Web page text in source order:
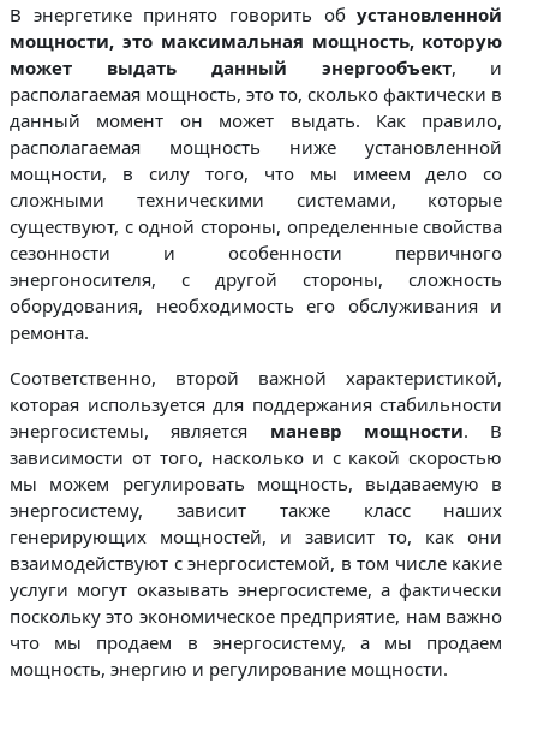
В энергетике принято говорить обустановленной
мощности, это максимальная мощность, которую
может выдать данный энергообъект, и
располагаемая мощность, это то, сколько фактически в
данный момент он может выдать. Как правило,
располагаемая мощность ниже установленной
мощности, в силу того, что мы имеем дело со
сложными техническими системами, которые
существуют, с одной стороны, определенные свойства
сезонности и особенности первичного
энергоносителя, с другой стороны, сложность
оборудования, необходимость его обслуживания и
ремонта.
Соответственно, второй важной характеристикой,
которая используется для поддержания стабильности
энергосистемы, является маневр мощности. В
зависимости от того, насколько и с какой скоростью
мы можем регулировать мощность, выдаваемую в
энергосистему, зависит также класс наших
генерирующих мощностей, и зависит то, как они
взаимодействуют с энергосистемой, в том числе какие
услуги могут оказывать энергосистеме, а фактически
поскольку это экономическое предприятие, нам важно
что мы продаем в энергосистему, а мы продаем
мощность, энергию и регулирование мощности.